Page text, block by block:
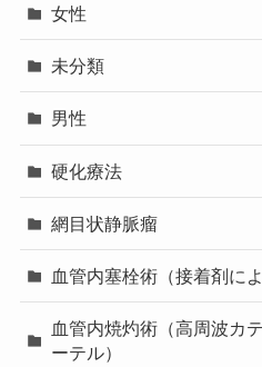
女性
未分類
男性
硬化療法
網目状静脈瘤
血管内塞栓術（接着剤に
血管内焼灼術（高周波カ
ーテル）